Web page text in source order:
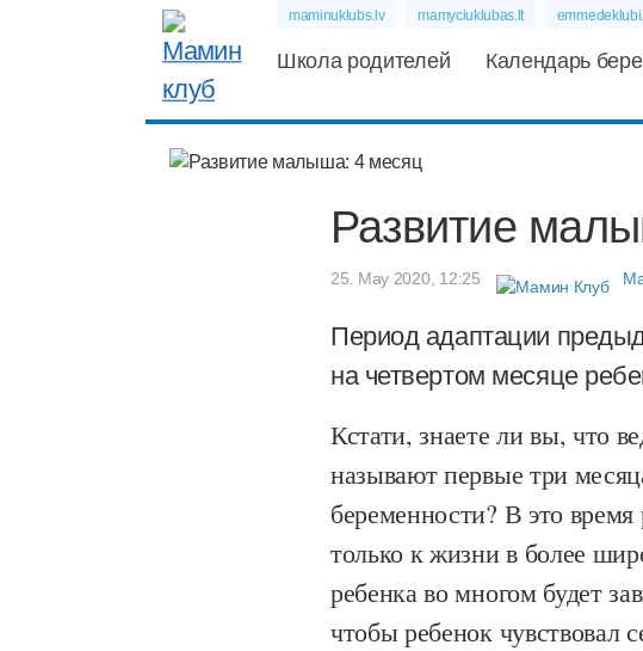
maminuklubs.lv mamyciuklubas.lt
Школа родителей Календарь
Развитие
25. May 2020, 12:25
Период адаптации
на четвертом месяце
Кстати, знаете ли вы, что
называют первые три
беременности? В это
только к жизни в более
ребенка во многом будет
чтобы ребенок чувствовал